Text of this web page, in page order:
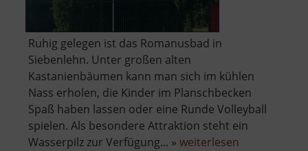
Ruhig gelegen ist das Romanusbad in
Siebenlehn. Unter großen alten
Kastanienbäumen kann man sich im kühlen
Nass erholen, die Kinder im Planschbecken
Spaß haben lassen oder eine Runde Volleyball
spielen. Als besondere Attraktion steht ein
Wasserpilz zur Verfügung... » weiterlesen